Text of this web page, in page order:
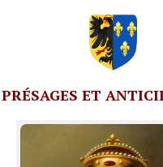
PRÉSAGES ET